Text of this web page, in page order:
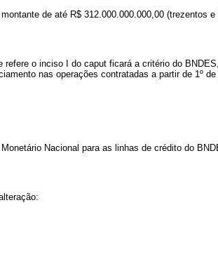
de até R$ 312.000.000.000,00 (trezentos e
refere o inciso I docaputficará a critério do
nas operações contratadas a partir de 1º de
Nacional para as linhas de crédito do